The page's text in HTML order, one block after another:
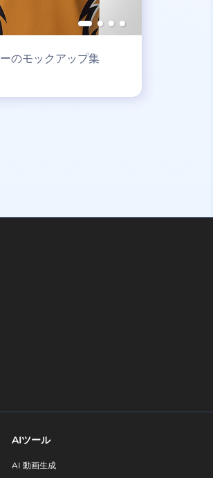
のモックアップ集
AIツール
AI 動画生成